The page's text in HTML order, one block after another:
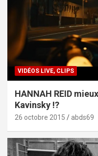
VIDÉOS LIVE, CLIPS
HANNAH REID
Kavinsky !?
26 octobre 2015 abds69